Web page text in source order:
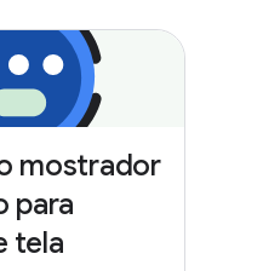
mostrador
para
tela